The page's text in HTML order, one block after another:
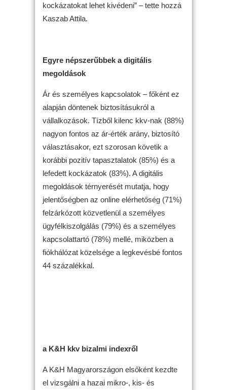
kockázatokat lehet kivédeni” – tette hozzá
Kaszab Attila.
Egyre népszerűbbek a digitális
megoldások
Ár és személyes kapcsolatok – főként ez
alapján döntenek biztosításukról a
vállalkozások. Tízből kilenc kkv-nak (88%)
nagyon fontos az ár-érték arány, biztosító
választásakor, ezt szorosan követik a
korábbi pozitív tapasztalatok (85%) és a
lefedett kockázatok (83%). A digitális
megoldások térnyerését mutatja, hogy
jelentőségben az online elérhetőség (71%)
felzárkózott közvetlenül a személyes
ügyfélkiszolgálás (79%) és a személyes
kapcsolattartó (78%) mellé, miközben a
fiókhálózat közelsége a legkevésbé fontos
44 százalékkal.
a K&H kkv bizalmi indexről
A K&H Magyarországon elsőként kezdte
el vizsgálni a hazai mikro-, kis- és